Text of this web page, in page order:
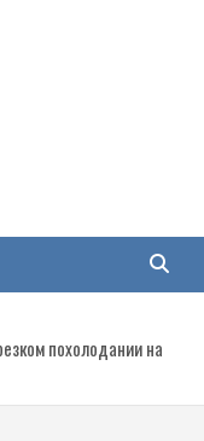
война
в Новороссии, ДНР,
похолодании на